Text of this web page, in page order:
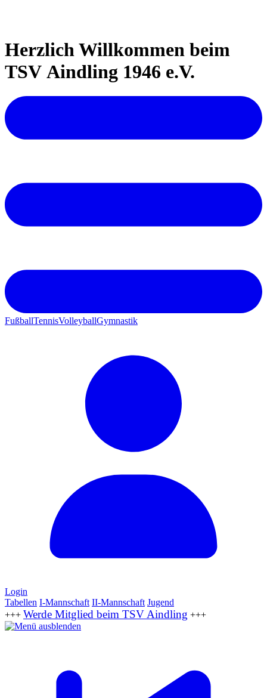
Herzlich Willkommen beim
TSV Aindling 1946 e.V.
FußballTennisVolleyballGymnastik
Login
Tabellen I-Mannschaft II-Mannschaft Jugend
+++ Werde Mitglied beim TSV Aindling +++